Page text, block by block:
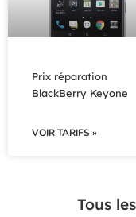
Prix réparation
BlackBerry Keyone
VOIR TARIFS »
Tous